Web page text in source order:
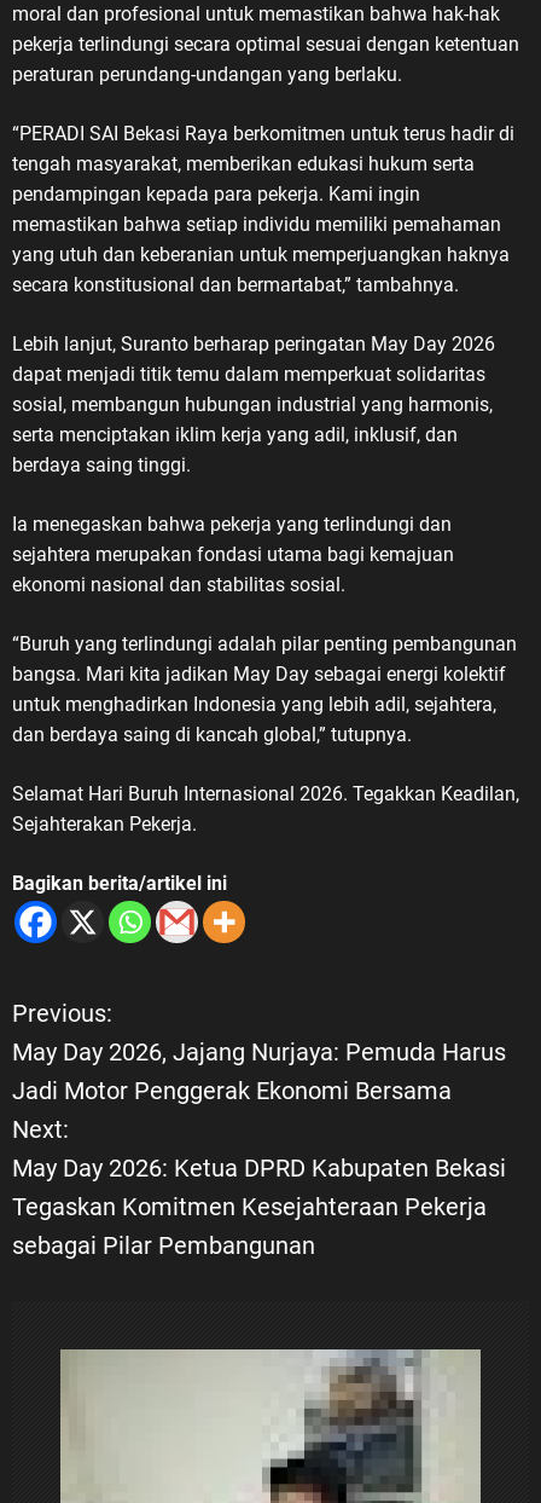
moral dan profesional untuk memastikan bahwa hak-hak
pekerja terlindungi secara optimal sesuai dengan ketentuan
peraturan perundang-undangan yang berlaku.
“PERADI SAI Bekasi Raya berkomitmen untuk terus hadir di
tengah masyarakat, memberikan edukasi hukum serta
pendampingan kepada para pekerja. Kami ingin
memastikan bahwa setiap individu memiliki pemahaman
yang utuh dan keberanian untuk memperjuangkan haknya
secara konstitusional dan bermartabat,” tambahnya.
Lebih lanjut, Suranto berharap peringatan May Day 2026
dapat menjadi titik temu dalam memperkuat solidaritas
sosial, membangun hubungan industrial yang harmonis,
serta menciptakan iklim kerja yang adil, inklusif, dan
berdaya saing tinggi.
Ia menegaskan bahwa pekerja yang terlindungi dan
sejahtera merupakan fondasi utama bagi kemajuan
ekonomi nasional dan stabilitas sosial.
“Buruh yang terlindungi adalah pilar penting pembangunan
bangsa. Mari kita jadikan May Day sebagai energi kolektif
untuk menghadirkan Indonesia yang lebih adil, sejahtera,
dan berdaya saing di kancah global,” tutupnya.
Selamat Hari Buruh Internasional 2026. Tegakkan Keadilan,
Sejahterakan Pekerja.
Bagikan berita/artikel ini
N
a
v
i
g
Previous:
May Day 2026, Jajang Nurjaya: Pemuda Harus
Jadi Motor Penggerak Ekonomi Bersama
Next:
May Day 2026: Ketua DPRD Kabupaten Bekasi
Tegaskan Komitmen Kesejahteraan Pekerja
sebagai Pilar Pembangunan